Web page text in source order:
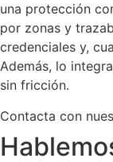
una protección
por zonas y
credenciales y,
Además, lo
sin fricción.
Contacta con